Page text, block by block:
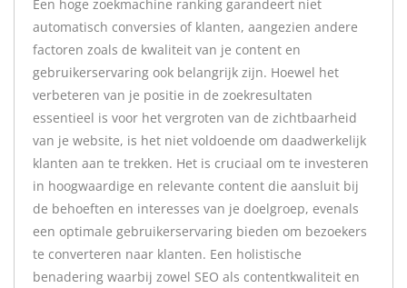
Een hoge zoekmachine ranking garandeert niet
automatisch conversies of klanten, aangezien andere
factoren zoals de kwaliteit van je content en
gebruikerservaring ook belangrijk zijn. Hoewel het
verbeteren van je positie in de zoekresultaten
essentieel is voor het vergroten van de zichtbaarheid
van je website, is het niet voldoende om daadwerkelijk
klanten aan te trekken. Het is cruciaal om te investeren
in hoogwaardige en relevante content die aansluit bij
de behoeften en interesses van je doelgroep, evenals
een optimale gebruikerservaring bieden om bezoekers
te converteren naar klanten. Een holistische
benadering waarbij zowel SEO als contentkwaliteit en